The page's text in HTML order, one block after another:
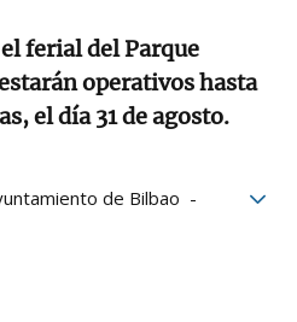
ferial del Parque
operativos hasta
el día 31 de agosto.
de Bilbao